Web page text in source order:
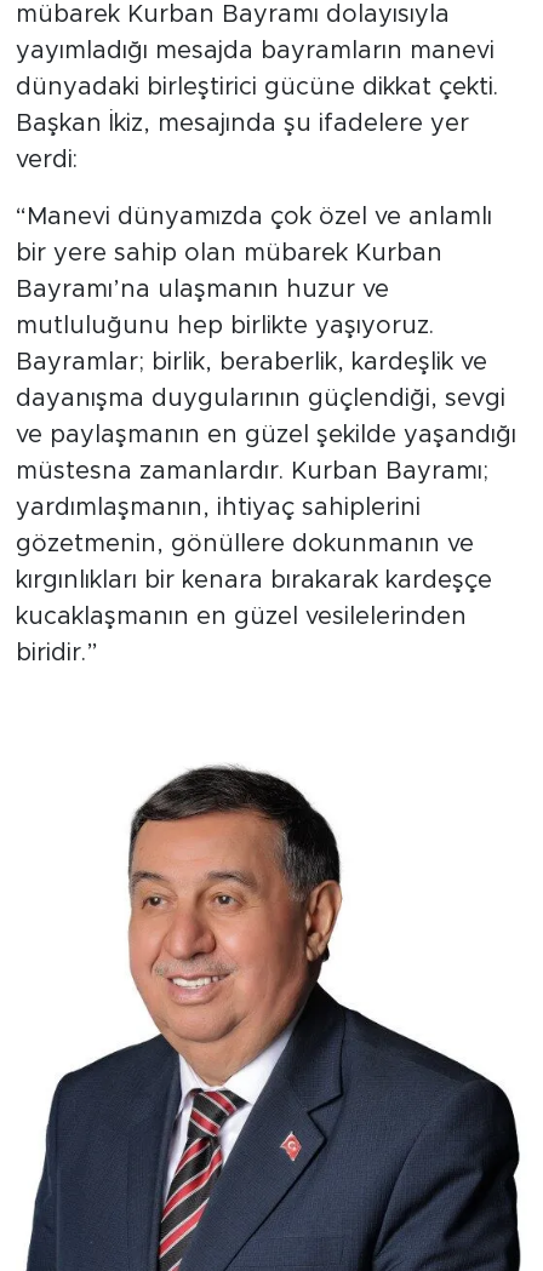
mübarek Kurban Bayramı dolayısıyla
yayımladığı mesajda bayramların manevi
dünyadaki birleştirici gücüne dikkat çekti.
Başkan İkiz, mesajında şu ifadelere yer
verdi:
“Manevi dünyamızda çok özel ve anlamlı
bir yere sahip olan mübarek Kurban
Bayramı’na ulaşmanın huzur ve
mutluluğunu hep birlikte yaşıyoruz.
Bayramlar; birlik, beraberlik, kardeşlik ve
dayanışma duygularının güçlendiği, sevgi
ve paylaşmanın en güzel şekilde yaşandığı
müstesna zamanlardır. Kurban Bayramı;
yardımlaşmanın, ihtiyaç sahiplerini
gözetmenin, gönüllere dokunmanın ve
kırgınlıkları bir kenara bırakarak kardeşçe
kucaklaşmanın en güzel vesilelerinden
biridir.”